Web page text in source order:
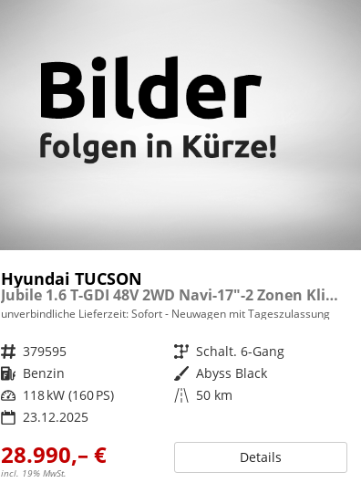
Hyundai TUCSON
Jubile 1.6 T-GDI 48V 2WD Navi-17"-2 Zonen Klimaautomatik-LED-Kamera-Sofort
unverbindliche Lieferzeit: Sofort Neuwagen mit Tageszulassung
Fahrzeugnr. 379595 Getriebe Schalt. 6-Gang
Kraftstoff Benzin Außenfarbe Abyss Black
Leistung 118 kW (160 PS) Kilometerstand 50 km
23.12.2025
28.990,– €
incl. 19% MwSt.
Details